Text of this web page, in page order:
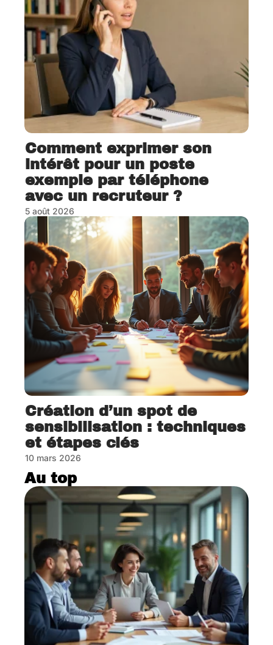
Comment exprimer son
intérêt pour un poste
exemple par téléphone
avec un recruteur ?
5 août 2026
Création d’un spot de
sensibilisation : techniques
et étapes clés
10 mars 2026
Au top